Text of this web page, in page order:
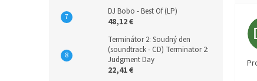
DJ Bobo - Best Of (LP)
48,12 €
Terminátor 2: Soudný den
(soundtrack - CD) Terminator 2:
Judgment Day
22,41 €